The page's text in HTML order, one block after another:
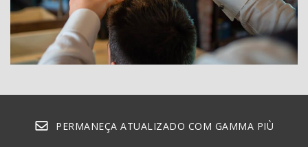
PERMANEÇA ATUALIZADO COM GAMMA PIÙ